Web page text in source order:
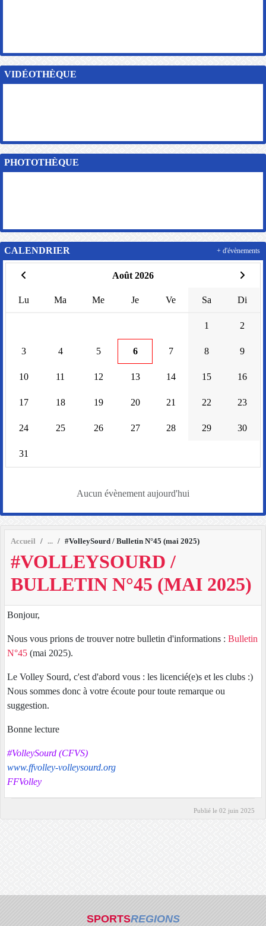
Accueil #VolleySourd / Bulletin N°45 (mai 2025)
#VOLLEYSOURD /
BULLETIN N°45 (MAI 2025)
Bonjour,
Nous vous prions de trouver notre bulletin d'informations : Bulletin
N°45 (mai 2025).
Le Volley Sourd, c'est d'abord vous : les licencié(e)s et les clubs :)
Nous sommes donc à votre écoute pour toute remarque ou
suggestion.
Bonne lecture
#VolleySourd (CFVS)
www.ffvolley-volleysourd.org
FFVolley
Publié le 02 juin 2025
VIDÉOTHÈQUE
PHOTOTHÈQUE
CALENDRIER
Août 2026
Lu Ma Me Je Ve Sa Di
1 2
3 4 5 6 7 8 9
10 11 12 13 14 15 16
17 18 19 20 21 22 23
24 25 26 27 28 29 30
31
Aucun évènement aujourd'hui
+ d'évènements
SPORTSREGIONS